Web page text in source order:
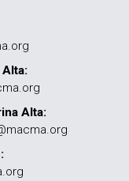
Alta: